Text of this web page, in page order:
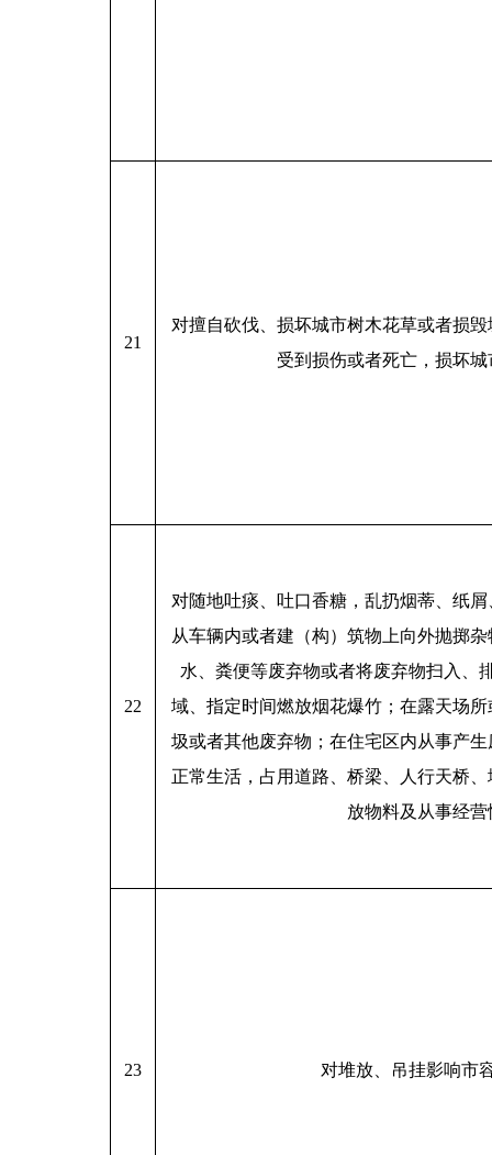
21
对擅自砍伐、损坏城市树木花草或者损
受到损伤或者死亡，损坏
22
对随地吐痰、吐口香糖，乱扔烟蒂、纸
从车辆内或者建（构）筑物上向外抛掷
水、粪便等废弃物或者将废弃物扫入、
域、指定时间燃放烟花爆竹；在露天场
圾或者其他废弃物；在住宅区内从事产
正常生活，占用道路、桥梁、人行天桥
放物料及从事经
23 对堆放、吊挂影响市